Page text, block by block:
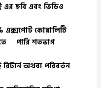
এর ছবি এবং ভিডিও
এক্সপোর্ট কোয়ালিটি
পারি শতভাগ
অথবা পরিবর্তন